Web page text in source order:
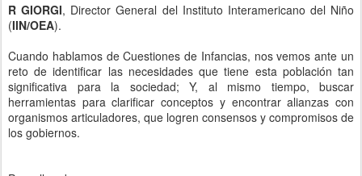
Adolescentes
(IIN)un
Especializado de
la Organización
de los Estados
Americanos (OEA) en materia de niñez y adolescencia,. el cual,
asiste a los Estados en el desarrollo de políticas públicas,
contribuyendo a su diseño e implementación en la perspectiva de